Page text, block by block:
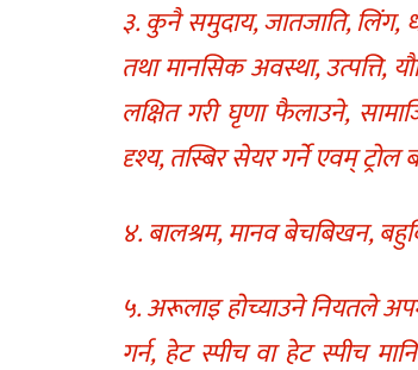
३. कुनै समुदाय, जातजाति, लिंग,
तथा मानसिक अवस्था,
लक्षित गरी घृणा फैलाउने,
दृश्य, तस्बिर सेयर गर्ने एवम् ट्रोल
४. बालश्रम, मानव बेचबिखन,
५. अरूलाइ होच्याउने नियतले
गर्न, हेट स्पीच वा हेट स्पीच